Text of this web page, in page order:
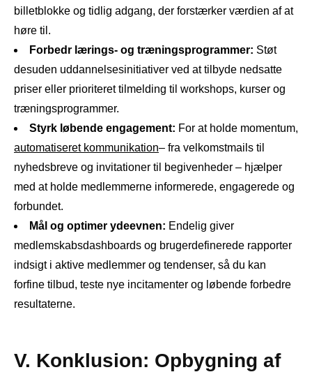
billetblokke og tidlig adgang, der forstærker værdien af ​​at
høre til.
Forbedr lærings- og træningsprogrammer: Støt
desuden uddannelsesinitiativer ved at tilbyde nedsatte
priser eller prioriteret tilmelding til workshops, kurser og
træningsprogrammer.
Styrk løbende engagement: For at holde momentum,
automatiseret kommunikation– fra velkomstmails til
nyhedsbreve og invitationer til begivenheder – hjælper
med at holde medlemmerne informerede, engagerede og
forbundet.
Mål og optimer ydeevnen: Endelig giver
medlemskabsdashboards og brugerdefinerede rapporter
indsigt i aktive medlemmer og tendenser, så du kan
forfine tilbud, teste nye incitamenter og løbende forbedre
resultaterne.
V. Konklusion: Opbygning af